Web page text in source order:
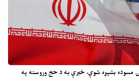
مسوده بشپړه شوې، خبرې به د حج وروسته په